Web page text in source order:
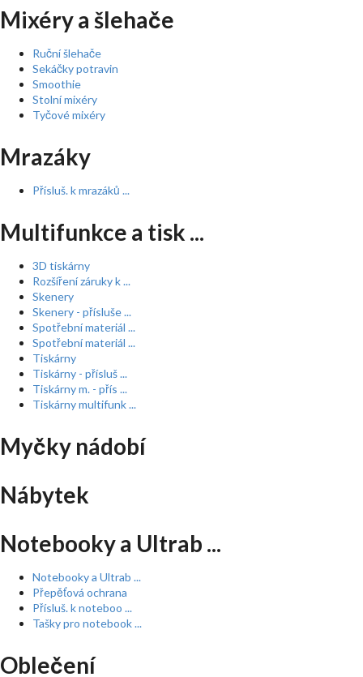
Mixéry a šlehače
Ruční šlehače
Sekáčky potravin
Smoothie
Stolní mixéry
Tyčové mixéry
Mrazáky
Přísluš. k mrazáků ...
Multifunkce a tisk ...
3D tiskárny
Rozšíření záruky k ...
Skenery
Skenery - přísluše ...
Spotřební materiál ...
Spotřební materiál ...
Tiskárny
Tiskárny - přísluš ...
Tiskárny m. - přís ...
Tiskárny multifunk ...
Myčky nádobí
Nábytek
Notebooky a Ultrab ...
Notebooky a Ultrab ...
Přepěťová ochrana
Přísluš. k noteboo ...
Tašky pro notebook ...
Oblečení